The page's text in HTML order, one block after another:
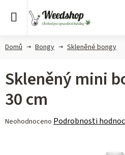
Domů Bongy Skleněné bongy
Skleněný mini
30 cm
Průměrné
Neohodnoceno Podrobnosti